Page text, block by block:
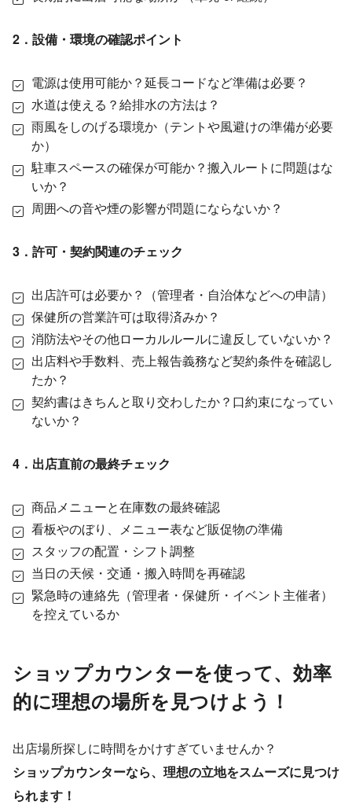
2．設備・環境の確認ポイント
電源は使用可能か？延長コードなど準備は必要？
水道は使える？給排水の方法は？
雨風をしのげる環境か（テントや風避けの準備が必要
か）
駐車スペースの確保が可能か？搬入ルートに問題はな
いか？
周囲への音や煙の影響が問題にならないか？
3．許可・契約関連のチェック
出店許可は必要か？（管理者・自治体などへの申請）
保健所の営業許可は取得済みか？
消防法やその他ローカルルールに違反していないか？
出店料や手数料、売上報告義務など契約条件を確認し
たか？
契約書はきちんと取り交わしたか？口約束になってい
ないか？
4．出店直前の最終チェック
商品メニューと在庫数の最終確認
看板やのぼり、メニュー表など販促物の準備
スタッフの配置・シフト調整
当日の天候・交通・搬入時間を再確認
緊急時の連絡先（管理者・保健所・イベント主催者）
を控えているか
ショップカウンターを使って、効率
的に理想の場所を見つけよう！
出店場所探しに時間をかけすぎていませんか？
ショップカウンターなら、理想の立地をスムーズに見つけ
られます！